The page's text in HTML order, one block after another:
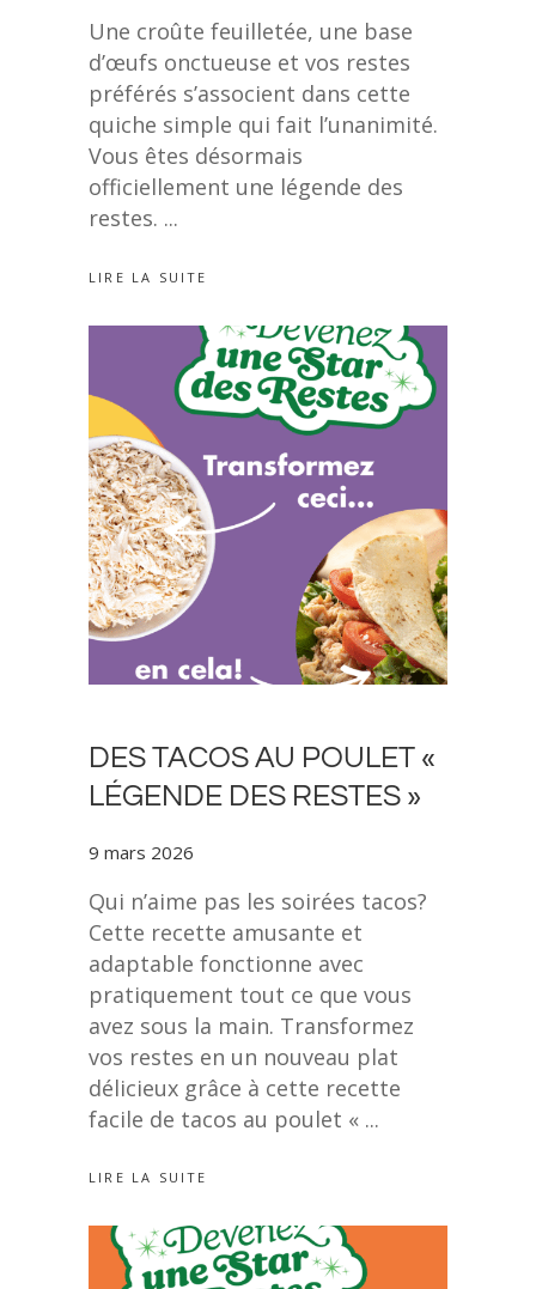
Une croûte feuilletée, une base
d’œufs onctueuse et vos restes
préférés s’associent dans cette
quiche simple qui fait l’unanimité.
Vous êtes désormais
officiellement une légende des
restes.
LIRE LA SUITE
DES TACOS AU POULET «
LÉGENDE DES RESTES »
9 mars 2026
Qui n’aime pas les soirées tacos?
Cette recette amusante et
adaptable fonctionne avec
pratiquement tout ce que vous
avez sous la main. Transformez
vos restes en un nouveau plat
délicieux grâce à cette recette
facile de tacos au poulet «
LIRE LA SUITE